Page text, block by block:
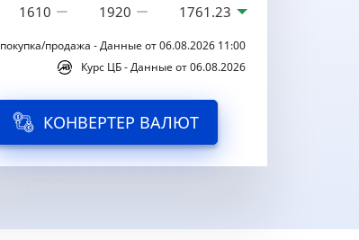
1610 1920 1761.23
покупка/продажа - Данные от 06.08.2026 11:00
Курс ЦБ - Данные от 06.08.2026
КОНВЕРТЕР ВАЛЮТ